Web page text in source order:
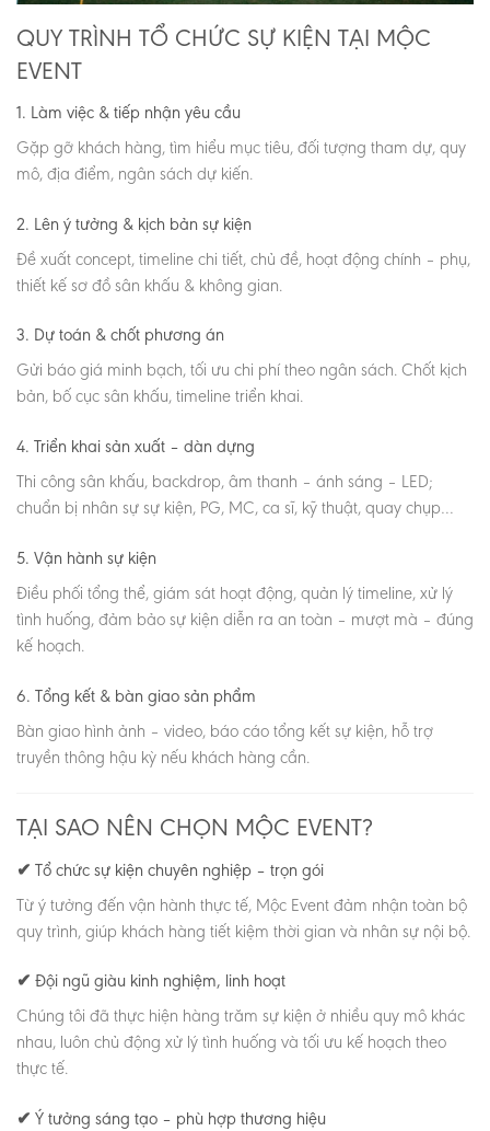
QUY TRÌNH TỔ CHỨC SỰ KIỆN TẠI MỘC
EVENT
1. Làm việc & tiếp nhận yêu cầu
Gặp gỡ khách hàng, tìm hiểu mục tiêu, đối tượng tham dự, quy
mô, địa điểm, ngân sách dự kiến.
2. Lên ý tưởng & kịch bản sự kiện
Đề xuất concept, timeline chi tiết, chủ đề, hoạt động chính – phụ,
thiết kế sơ đồ sân khấu & không gian.
3. Dự toán & chốt phương án
Gửi báo giá minh bạch, tối ưu chi phí theo ngân sách. Chốt kịch
bản, bố cục sân khấu, timeline triển khai.
4. Triển khai sản xuất – dàn dựng
Thi công sân khấu, backdrop, âm thanh – ánh sáng – LED;
chuẩn bị nhân sự sự kiện, PG, MC, ca sĩ, kỹ thuật, quay chụp…
5. Vận hành sự kiện
Điều phối tổng thể, giám sát hoạt động, quản lý timeline, xử lý
tình huống, đảm bảo sự kiện diễn ra an toàn – mượt mà – đúng
kế hoạch.
6. Tổng kết & bàn giao sản phẩm
Bàn giao hình ảnh – video, báo cáo tổng kết sự kiện, hỗ trợ
truyền thông hậu kỳ nếu khách hàng cần.
TẠI SAO NÊN CHỌN MỘC EVENT?
✔ Tổ chức sự kiện chuyên nghiệp – trọn gói
Từ ý tưởng đến vận hành thực tế, Mộc Event đảm nhận toàn bộ
quy trình, giúp khách hàng tiết kiệm thời gian và nhân sự nội bộ.
✔ Đội ngũ giàu kinh nghiệm, linh hoạt
Chúng tôi đã thực hiện hàng trăm sự kiện ở nhiều quy mô khác
nhau, luôn chủ động xử lý tình huống và tối ưu kế hoạch theo
thực tế.
✔ Ý tưởng sáng tạo – phù hợp thương hiệu